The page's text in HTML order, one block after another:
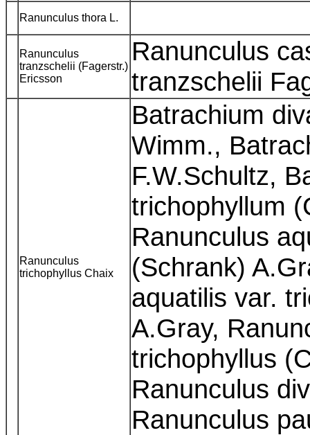
Ranunculus thora L.
Ranunculus
tranzschelii (Fagerstr.)
Ericsson
Ranunculus
tranzschelii
Ranunculus
trichophyllus Chaix
Batrachium
Wimm.,
F.W.Schultz,
trichophyllum
Ranunculus
(Schrank)
aquatilis var.
A.Gray,
trichophyllus
Ranunculus
Ranunculus